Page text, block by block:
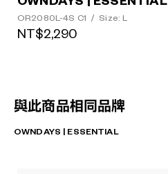
OR2080L-4S C1 / Size: L
NT$2,290
與此商品相同品牌
OWNDAYS | ESSENTIAL